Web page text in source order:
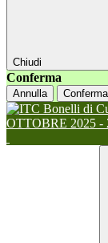
Chiudi
Conferma
Annulla Conferma
OTTOBRE 2025